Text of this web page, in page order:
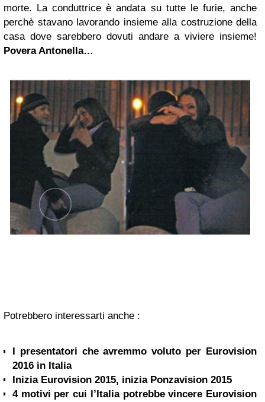
morte. La conduttrice è andata su tutte le furie, anche
perchè stavano lavorando insieme alla costruzione della
casa dove sarebbero dovuti andare a viviere insieme!
Povera Antonella…
Potrebbero interessarti anche :
I presentatori che avremmo voluto per Eurovision
2016 in Italia
Inizia Eurovision 2015, inizia Ponzavision 2015
4 motivi per cui l’Italia potrebbe vincere Eurovision